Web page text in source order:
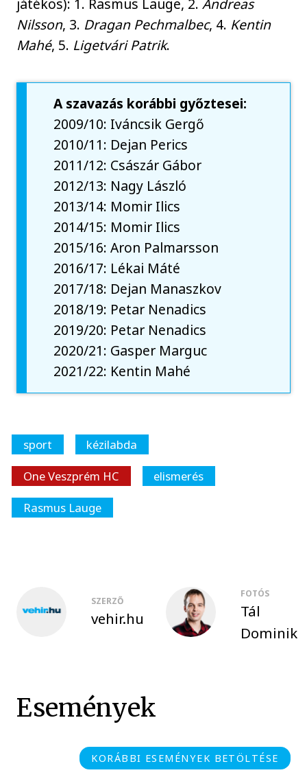
játékos): 1. Rasmus Lauge, 2.Andreas
Nilsson, 3. Dragan Pechmalbec, 4. Kentin
Mahé, 5. Ligetvári Patrik.
A szavazás korábbi győztesei:
2009/10: Iváncsik Gergő
2010/11: Dejan Perics
2011/12: Császár Gábor
2012/13: Nagy László
2013/14: Momir Ilics
2014/15: Momir Ilics
2015/16: Aron Palmarsson
2016/17: Lékai Máté
2017/18: Dejan Manaszkov
2018/19: Petar Nenadics
2019/20: Petar Nenadics
2020/21: Gasper Marguc
2021/22: Kentin Mahé
sport
kézilabda
One Veszprém HC
elismerés
Rasmus Lauge
SZERZŐ
vehir.hu
FOTÓS
Tál
Dominik
Események
KORÁBBI ESEMÉNYEK BETÖLTÉSE